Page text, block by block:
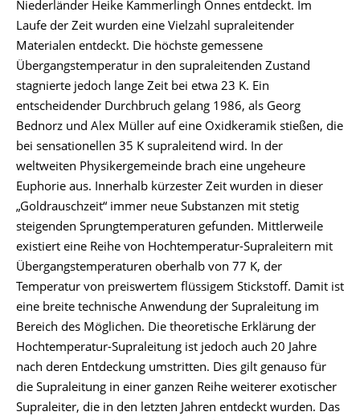
Niederländer Heike Kammerlingh Onnes entdeckt. Im
Laufe der Zeit wurden eine Vielzahl supraleitender
Materialen entdeckt. Die höchste gemessene
Übergangstemperatur in den supraleitenden Zustand
stagnierte jedoch lange Zeit bei etwa 23 K. Ein
entscheidender Durchbruch gelang 1986, als Georg
Bednorz und Alex Müller auf eine Oxidkeramik stießen, die
bei sensationellen 35 K supraleitend wird. In der
weltweiten Physikergemeinde brach eine ungeheure
Euphorie aus. Innerhalb kürzester Zeit wurden in dieser
„Goldrauschzeit“ immer neue Substanzen mit stetig
steigenden Sprungtemperaturen gefunden. Mittlerweile
existiert eine Reihe von Hochtemperatur-Supraleitern mit
Übergangstemperaturen oberhalb von 77 K, der
Temperatur von preiswertem flüssigem Stickstoff. Damit ist
eine breite technische Anwendung der Supraleitung im
Bereich des Möglichen. Die theoretische Erklärung der
Hochtemperatur-Supraleitung ist jedoch auch 20 Jahre
nach deren Entdeckung umstritten. Dies gilt genauso für
die Supraleitung in einer ganzen Reihe weiterer exotischer
Supraleiter, die in den letzten Jahren entdeckt wurden. Das